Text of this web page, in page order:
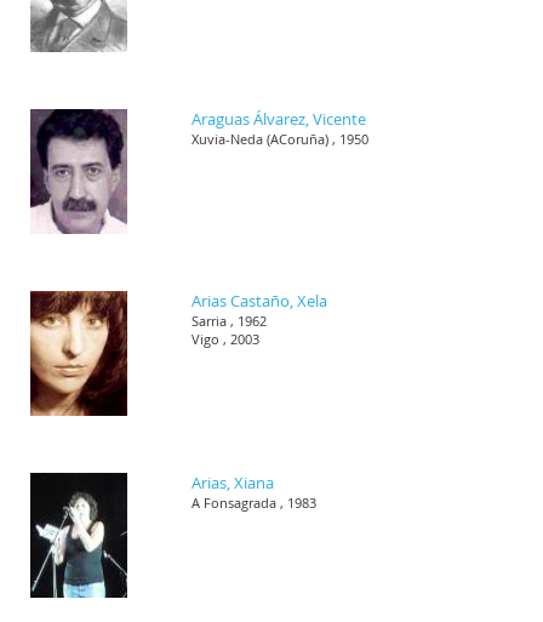
Araguas Álvarez, Vicente
Xuvia-Neda (ACoruña) , 1950
Arias Castaño, Xela
Sarria , 1962
Vigo , 2003
Arias, Xiana
A Fonsagrada , 1983